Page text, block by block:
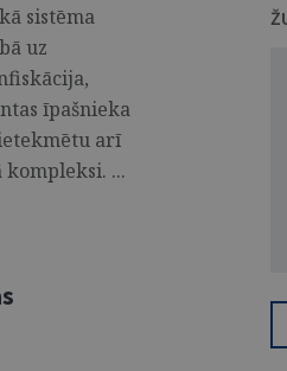
sistēma
uz
īpašnieka
arī
...